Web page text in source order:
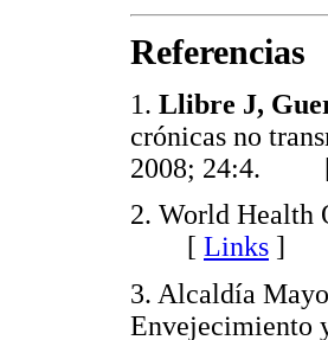
Referencias
1. Llibre J,
crónicas no
2008; 24:4.
2. World Health
[ Links ]
3. Alcaldía
Envejecimiento